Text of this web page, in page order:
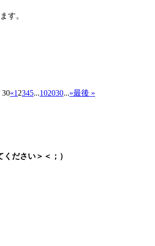
す。
30«1 2345...102030...»最後 »
ださい＞＜；）